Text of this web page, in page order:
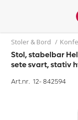
Stoler & Bord /
Stol, stabelbar
sete svart, stativ
Art.nr. 12-842594